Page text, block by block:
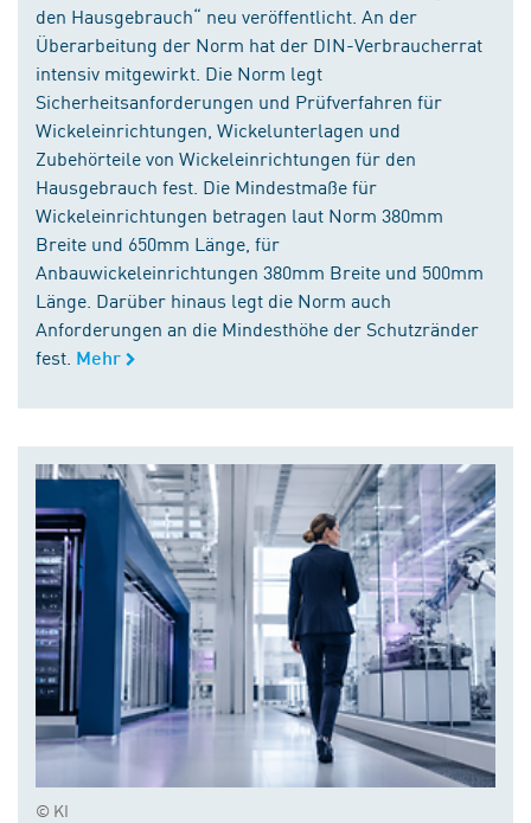
den Hausgebrauch“ neu veröffentlicht. An der
Überarbeitung der Norm hat der DIN-Verbraucherrat
intensiv mitgewirkt. Die Norm legt
Sicherheitsanforderungen und Prüfverfahren für
Wickeleinrichtungen, Wickelunterlagen und
Zubehörteile von Wickeleinrichtungen für den
Hausgebrauch fest. Die Mindestmaße für
Wickeleinrichtungen betragen laut Norm 380mm
Breite und 650mm Länge, für
Anbauwickeleinrichtungen 380mm Breite und 500mm
Länge. Darüber hinaus legt die Norm auch
Anforderungen an die Mindesthöhe der Schutzränder
fest. Mehr
© KI